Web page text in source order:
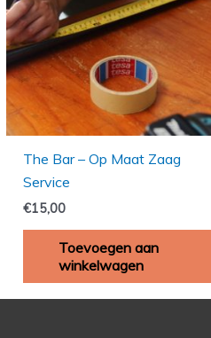
The Bar – Op Maat Zaag
Service
€15,00
Toevoegen aan
winkelwagen